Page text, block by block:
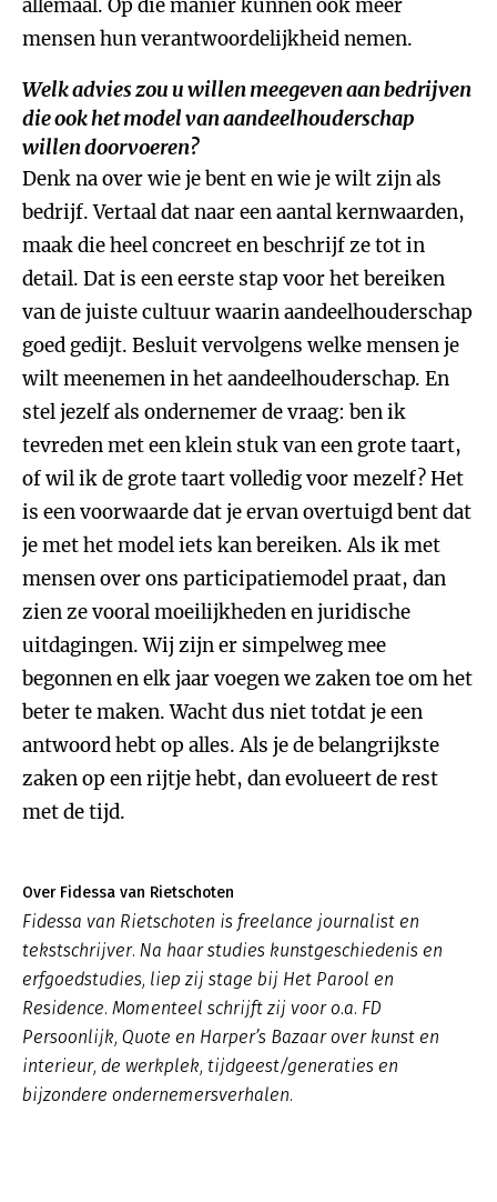
allemaal. Op die manier kunnen ook meer
mensen hun verantwoordelijkheid nemen.
Welk advies zou u willen meegeven aan bedrijven
die ook het model van aandeelhouderschap
willen doorvoeren?
Denk na over wie je bent en wie je wilt zijn als
bedrijf. Vertaal dat naar een aantal kernwaarden,
maak die heel concreet en beschrijf ze tot in
detail. Dat is een eerste stap voor het bereiken
van de juiste cultuur waarin aandeelhouderschap
goed gedijt. Besluit vervolgens welke mensen je
wilt meenemen in het aandeelhouderschap. En
stel jezelf als ondernemer de vraag: ben ik
tevreden met een klein stuk van een grote taart,
of wil ik de grote taart volledig voor mezelf? Het
is een voorwaarde dat je ervan overtuigd bent dat
je met het model iets kan bereiken. Als ik met
mensen over ons participatiemodel praat, dan
zien ze vooral moeilijkheden en juridische
uitdagingen. Wij zijn er simpelweg mee
begonnen en elk jaar voegen we zaken toe om het
beter te maken. Wacht dus niet totdat je een
antwoord hebt op alles. Als je de belangrijkste
zaken op een rijtje hebt, dan evolueert de rest
met de tijd.
Over Fidessa van Rietschoten
Fidessa van Rietschoten is freelance journalist en
tekstschrijver. Na haar studies kunstgeschiedenis en
erfgoedstudies, liep zij stage bij Het Parool en
Residence. Momenteel schrijft zij voor o.a. FD
Persoonlijk, Quote en Harper’s Bazaar over kunst en
interieur, de werkplek, tijdgeest/generaties en
bijzondere ondernemersverhalen.